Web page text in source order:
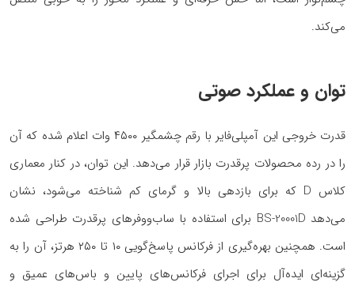
می‌کند.
توان و عملکرد صوتی
قدرت خروجی این آمپلی‌فایر با رقم چشمگیر ۴۵۰۰ وات اعلام شده که آن
را در رده محصولات پرقدرت بازار قرار می‌دهد. این توان، در کنار معماری
کلاس D که برای بازدهی بالا و گرمای کم شناخته می‌شود، نشان
می‌دهد BS-20001D برای استفاده با ساب‌ووفرهای پرقدرت طراحی شده
است. همچنین بهره‌گیری از فرکانس پاسخ‌گویی ۱۰ تا ۲۵۰ هرتز، آن را به
گزینه‌ای ایده‌آل برای اجرای فرکانس‌های پایین و باس‌های عمیق و